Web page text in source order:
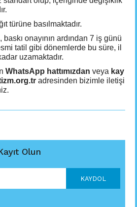
türüne basılmaktadır.
onayının ardından 7 iş günü
tatil gibi dönemlerde bu süre, il
uzamaktadır.
WhatsApp hattımızdan veya kay
adresinden bizimle iletişi
Olun
KAYDOL